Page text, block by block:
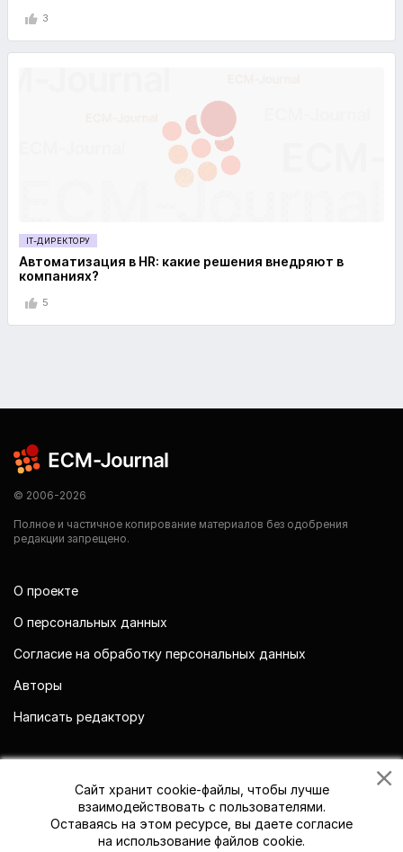
3
IT-ДИРЕКТОРУ
Автоматизация в HR: какие решения внедряют в
компаниях?
5
© 2006-2026
Полное и частичное копирование материалов без одобрения
редакции запрещено.
О проекте
О персональных данных
Согласие на обработку персональных данных
Авторы
Написать редактору
Сайт хранит cookie-файлы, чтобы лучше
взаимодействовать с пользователями.
Оставаясь на этом ресурсе, вы даете согласие
на использование файлов cookie.